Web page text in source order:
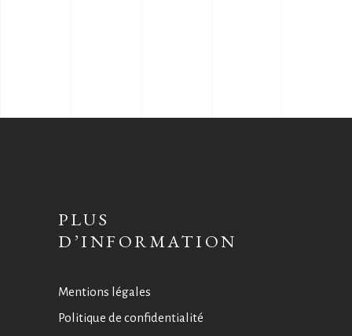
PLUS
D’INFORMATION
Mentions légales
Politique de confidentialité